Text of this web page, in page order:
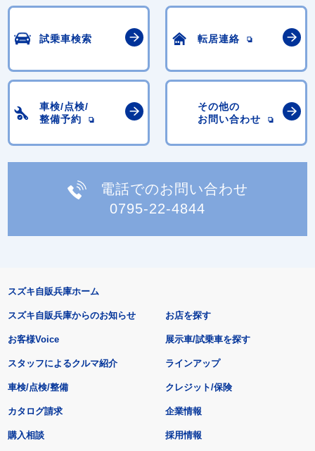
試乗車検索 転居連絡
車検/点検/
整備予約
その他の
お問い合わせ
電話でのお問い合わせ
0795-22-4844
スズキ自販兵庫ホーム
スズキ自販兵庫からのお知らせ
お客様Voice
スタッフによるクルマ紹介
お店を探す
展示車/試乗車を探す
ラインアップ
車検/点検/整備 クレジット/保険
カタログ請求
購入相談
企業情報
採用情報